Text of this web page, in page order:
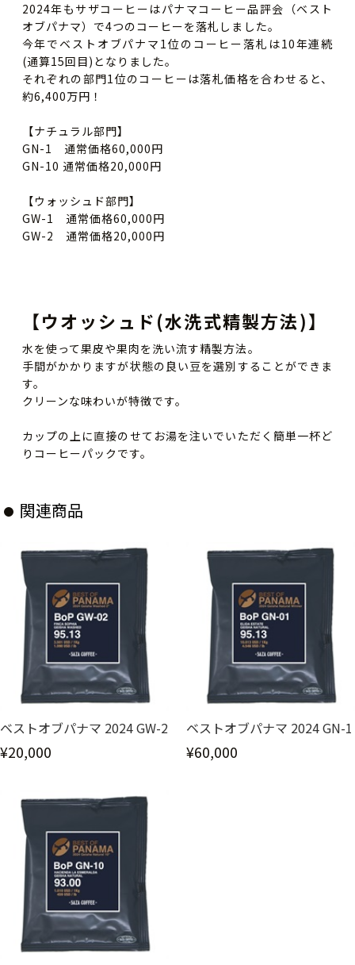
2024年もサザコーヒーはパナマコーヒー品評会（ベスト
オブパナマ）で4つのコーヒーを落札しました。
今年でベストオブパナマ1位のコーヒー落札は10年連続
(通算15回目)となりました。
それぞれの部門1位のコーヒーは落札価格を合わせると、
約6,400万円！
【ナチュラル部門】
GN-1 通常価格60,000円
GN-10 通常価格20,000円
【ウォッシュド部門】
GW-1 通常価格60,000円
GW-2 通常価格20,000円
【ウオッシュド(水洗式精製方法)】
水を使って果皮や果肉を洗い流す精製方法。
手間がかかりますが状態の良い豆を選別することができま
す。
クリーンな味わいが特徴です。
カップの上に直接のせてお湯を注いでいただく簡単一杯ど
りコーヒーパックです。
関連商品
ベストオブパナマ 2024 GW-2
¥20,000
ベストオブパナマ 2024 GN-1
¥60,000